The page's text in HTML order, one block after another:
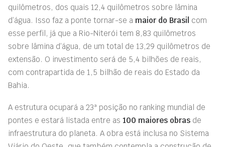
quilômetros, dos quais 12,4 quilômetros sobre lâmina
d’água. Isso faz a ponte tornar-se a maior do Brasil com
esse perfil, já que a Rio-Niterói tem 8,83 quilômetros
sobre lâmina d’água, de um total de 13,29 quilômetros de
extensão. O investimento será de 5,4 bilhões de reais,
com contrapartida de 1,5 bilhão de reais do Estado da
Bahia.
A estrutura ocupará a 23ª posição no ranking mundial de
pontes e estará listada entre as 100 maiores obras de
infraestrutura do planeta. A obra está inclusa no Sistema